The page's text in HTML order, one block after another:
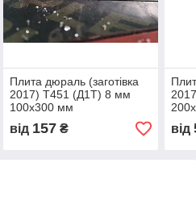
Плита дюраль (заготівка
2017) T451 (Д1Т) 8 мм
100х300 мм
від 157₴ від